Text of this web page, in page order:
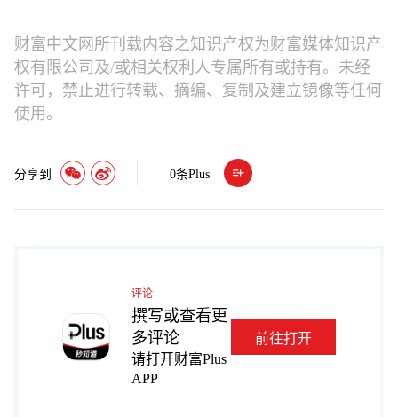
财富中文网所刊载内容之知识产权为财富媒体知识产
权有限公司及/或相关权利人专属所有或持有。未经
许可，禁止进行转载、摘编、复制及建立镜像等任何
使用。
分享到 0条Plus
评论
撰写或查看更
多评论
请打开财富Plus
APP
前往打开